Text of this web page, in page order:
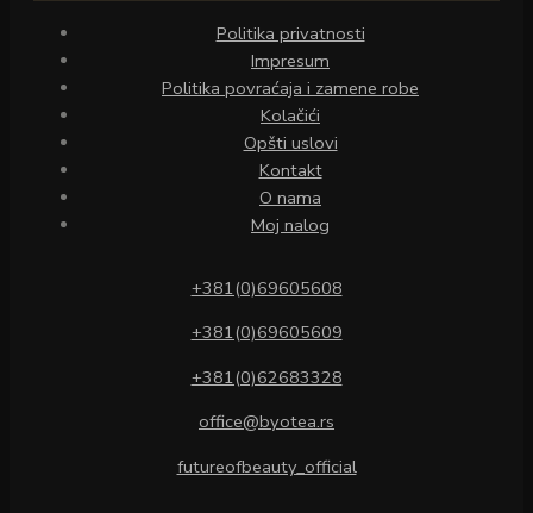
Politika privatnosti
Impresum
Politika povraćaja i zamene robe
Kolačići
Opšti uslovi
Kontakt
O nama
Moj nalog
+381(0)69605608
+381(0)69605609
+381(0)62683328
office@byotea.rs
futureofbeauty_official